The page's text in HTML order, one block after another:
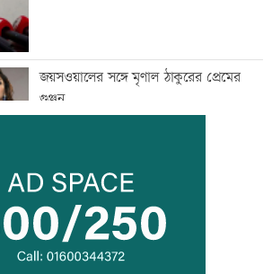
জয়সওয়ালের সঙ্গে মৃণাল ঠাকুরের প্রেমের
গুঞ্জন
ইউএনওদের মানুষের কল্যাণে কাজ করার
আহবান প্রধানমন্ত্রীর